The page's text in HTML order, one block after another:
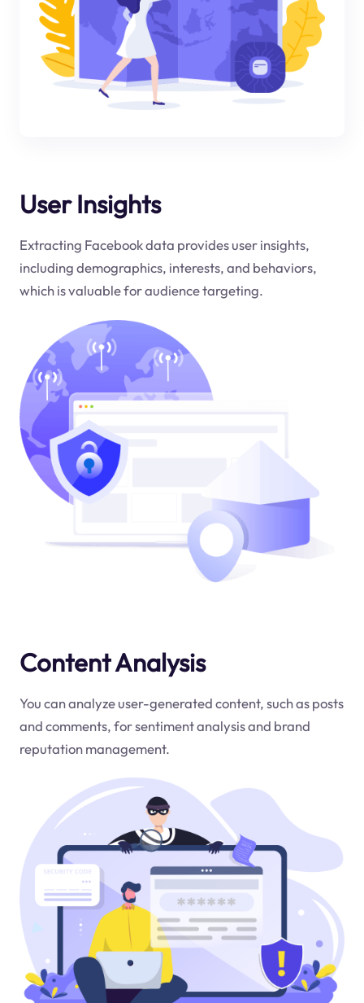
User Insights
Extracting Facebook data provides user insights,
including demographics, interests, and behaviors,
which is valuable for audience targeting.
Content Analysis
You can analyze user-generated content, such as posts
and comments, for sentiment analysis and brand
reputation management.